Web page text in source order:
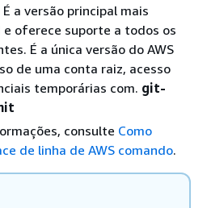
É a versão principal mais
e oferece suporte a todos os
É a única versão do AWS
de uma conta raiz, acesso
temporárias com. git-
consulte Como
de linha de AWS comando.